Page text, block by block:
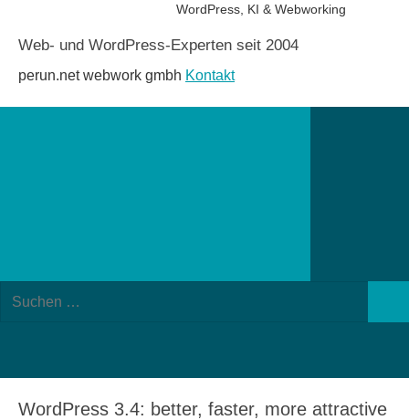
WordPress, KI & Webworking
Web- und WordPress-Experten seit 2004
perun.net webwork gmbh Kontakt
Suchen
WordPress 3.4: better, faster, more attractive